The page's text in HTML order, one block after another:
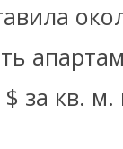
за кв.